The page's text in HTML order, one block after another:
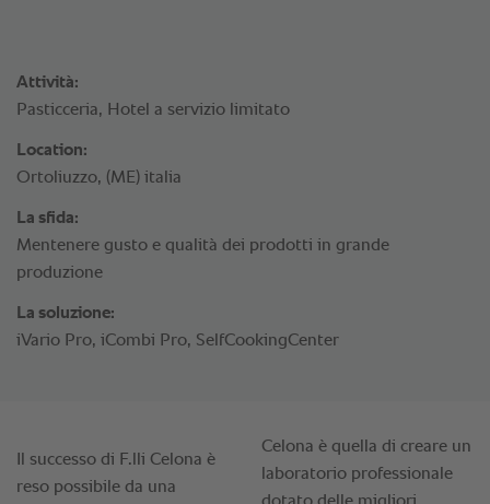
Attività:
Pasticceria, Hotel a servizio limitato
Location:
Ortoliuzzo, (ME) italia
La sfida:
Mentenere gusto e qualità dei prodotti in grande
produzione
La soluzione:
iVario Pro, iCombi Pro, SelfCookingCenter